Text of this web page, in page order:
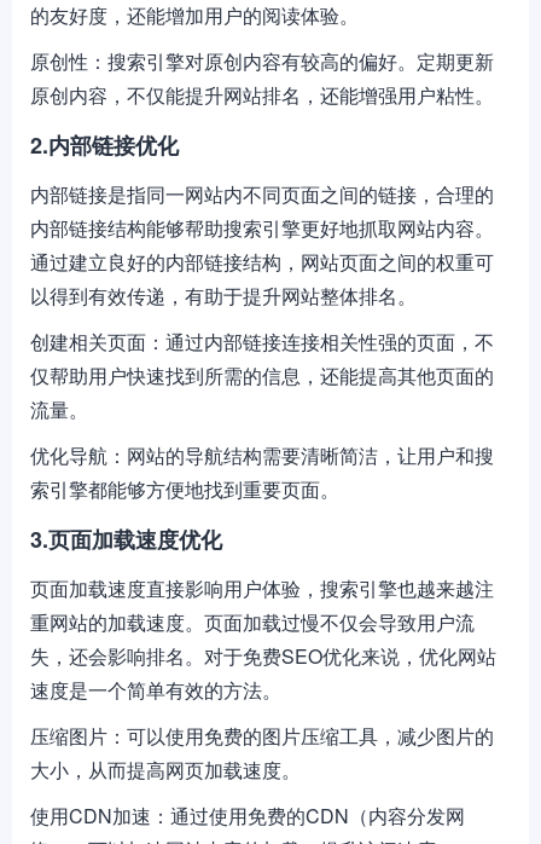
的友好度，还能增加用户的阅读体验。
原创性：搜索引擎对原创内容有较高的偏好。定期更新
原创内容，不仅能提升网站排名，还能增强用户粘性。
2.内部链接优化
内部链接是指同一网站内不同页面之间的链接，合理的
内部链接结构能够帮助搜索引擎更好地抓取网站内容。
通过建立良好的内部链接结构，网站页面之间的权重可
以得到有效传递，有助于提升网站整体排名。
创建相关页面：通过内部链接连接相关性强的页面，不
仅帮助用户快速找到所需的信息，还能提高其他页面的
流量。
优化导航：网站的导航结构需要清晰简洁，让用户和搜
索引擎都能够方便地找到重要页面。
3.页面加载速度优化
页面加载速度直接影响用户体验，搜索引擎也越来越注
重网站的加载速度。页面加载过慢不仅会导致用户流
失，还会影响排名。对于免费SEO优化来说，优化网站
速度是一个简单有效的方法。
压缩图片：可以使用免费的图片压缩工具，减少图片的
大小，从而提高网页加载速度。
使用CDN加速：通过使用免费的CDN（内容分发网